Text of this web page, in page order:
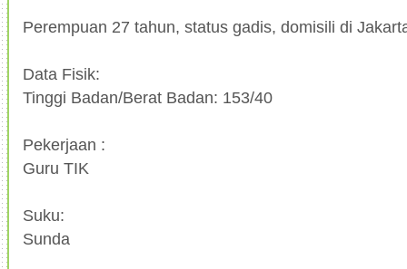
Perempuan 27 tahun, status gadis, domisili di
Data Fisik:
Tinggi Badan/Berat Badan: 153/40
Pekerjaan :
Guru TIK
Suku:
Sunda